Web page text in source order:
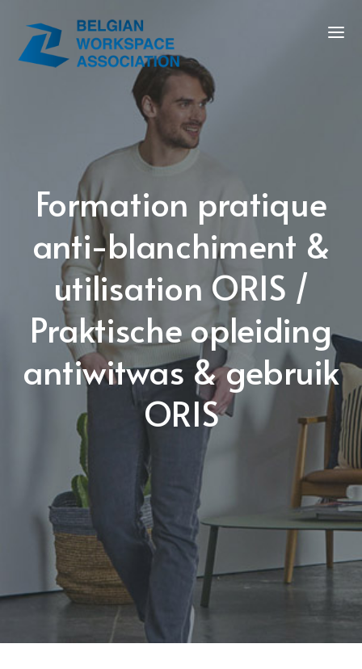
Formation pratique
anti-blanchiment &
utilisation ORIS /
Praktische opleiding
antiwitwas & gebruik
ORIS